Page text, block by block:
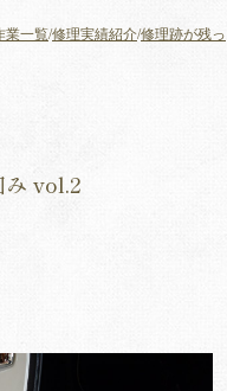
業一覧/修理実績紹介/修理跡が残っ
vol.2